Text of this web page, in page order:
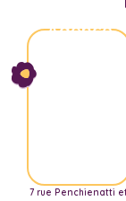
Agence
7 rue Penchienatti